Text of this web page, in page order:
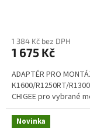
1 384 Kč bez DPH
1 675 Kč
ADAPTÉR PRO
K1600/R1250RT/
CHIGEE pro vybrané
Novinka